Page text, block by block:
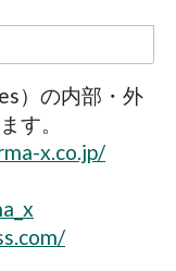
）の内部・外
す。
x.co.jp/